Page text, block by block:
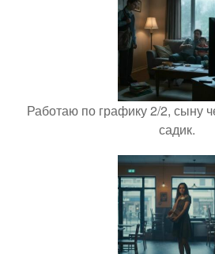
Работаю по графику 2/2, сыну
садик.